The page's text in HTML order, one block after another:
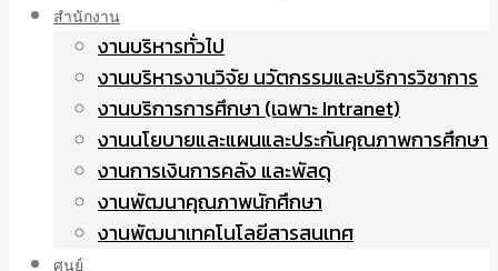
สำนักงาน
งานบริหารทั่วไป
งานบริหารงานวิจัย นวัตกรรมและบริการวิชาการ
งานบริการการศึกษา (เฉพาะ Intranet)
งานนโยบายและแผนและประกันคุณภาพการศึกษา
งานการเงินการคลัง และพัสดุ
งานพัฒนาคุณภาพนักศึกษา
งานพัฒนาเทคโนโลยีสารสนเทศ
ศูนย์